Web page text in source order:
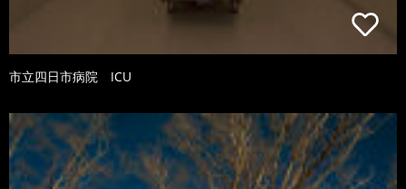
市立四日市病院 ICU